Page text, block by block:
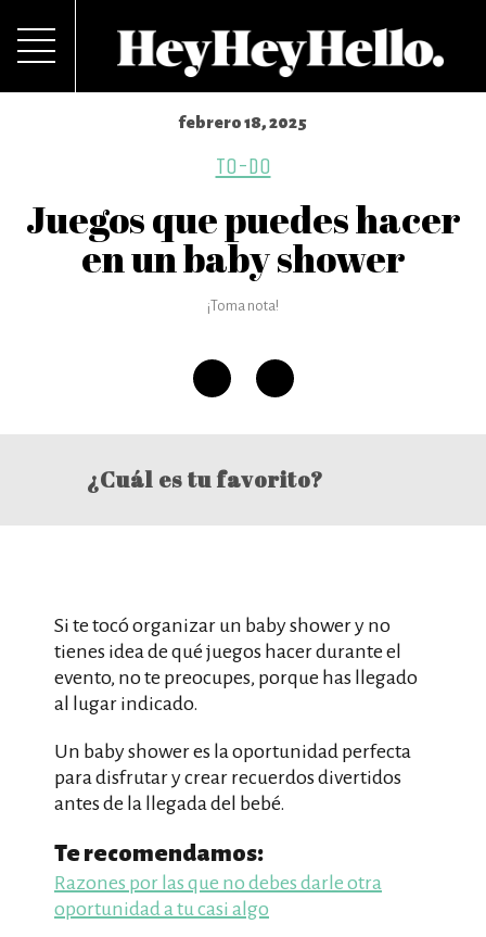
febrero 18, 2025
TO-DO
Juegos que puedes hacer
en un baby shower
¡Toma nota!
¿Cuál es tu favorito?
Si te tocó organizar un baby shower y no
tienes idea de qué juegos hacer durante el
evento, no te preocupes, porque has llegado
al lugar indicado.
Un baby shower es la oportunidad perfecta
para disfrutar y crear recuerdos divertidos
antes de la llegada del bebé.
Te recomendamos:
Razones por las que no debes darle otra
oportunidad a tu casi algo